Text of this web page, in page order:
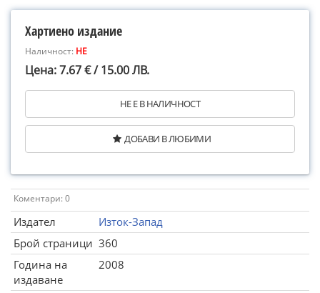
Хартиено издание
Наличност: НЕ
Цена: 7.67 € / 15.00 ЛВ.
НЕ Е В НАЛИЧНОСТ
ДОБАВИ В ЛЮБИМИ
Коментари: 0
Издател
Изток-Запад
Брой страници 360
Година на
издаване
2008